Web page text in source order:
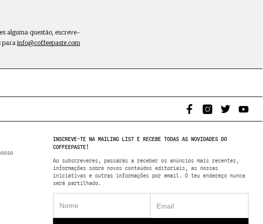
alguma questão, escreve-
parainfo@coffeepaste.com
INSCREVE-TE NA MAILING LIST E RECEBE TODAS AS NOVIDADES DO
COFFEEPASTE!
Ao subscreveres, passarás a receber os anúncios mais recentes,
informações sobre novos conteúdos editoriais, as nossas
iniciativas e outras informações por email. O teu endereço nunca
será partilhado.